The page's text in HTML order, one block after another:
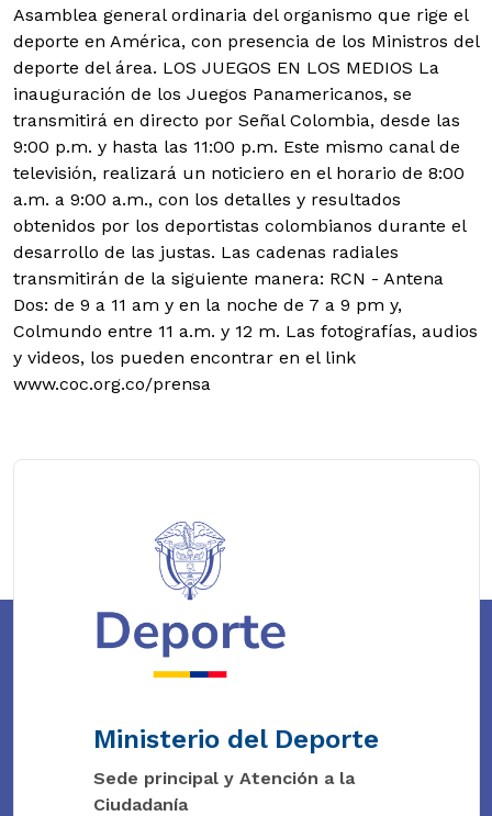
Asamblea general ordinaria del organismo que rige el
deporte en América, con presencia de los Ministros del
deporte del área. LOS JUEGOS EN LOS MEDIOS La
inauguración de los Juegos Panamericanos, se
transmitirá en directo por Señal Colombia, desde las
9:00 p.m. y hasta las 11:00 p.m. Este mismo canal de
televisión, realizará un noticiero en el horario de 8:00
a.m. a 9:00 a.m., con los detalles y resultados
obtenidos por los deportistas colombianos durante el
desarrollo de las justas. Las cadenas radiales
transmitirán de la siguiente manera: RCN - Antena
Dos: de 9 a 11 am y en la noche de 7 a 9 pm y,
Colmundo entre 11 a.m. y 12 m. Las fotografías, audios
y videos, los pueden encontrar en el link
www.coc.org.co/prensa
Ministerio del Deporte
Sede principal y Atención a la
Ciudadanía